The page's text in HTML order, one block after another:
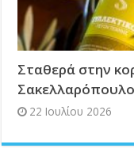
Σταθερά στην
22 Ιουλίου 2026